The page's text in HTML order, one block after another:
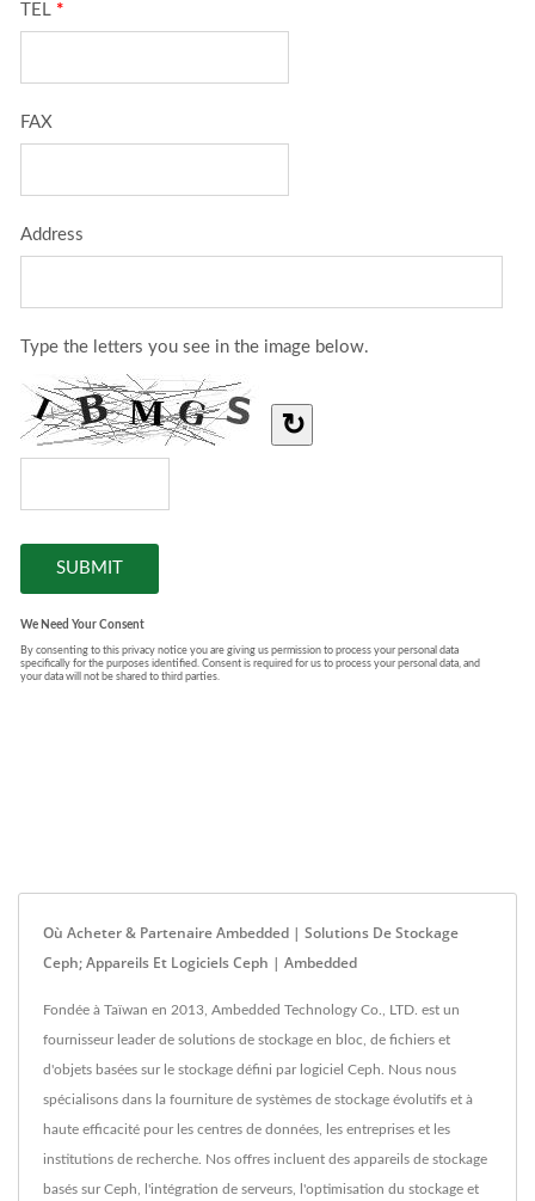
Où Acheter & Partenaire Ambedded | Solutions De Stockage
Ceph; Appareils Et Logiciels Ceph | Ambedded
Fondée à Taïwan en 2013, Ambedded Technology Co., LTD. est un
fournisseur leader de solutions de stockage en bloc, de fichiers et
d'objets basées sur le stockage défini par logiciel Ceph. Nous nous
spécialisons dans la fourniture de systèmes de stockage évolutifs et à
haute efficacité pour les centres de données, les entreprises et les
institutions de recherche. Nos offres incluent des appareils de stockage
basés sur Ceph, l'intégration de serveurs, l'optimisation du stockage et